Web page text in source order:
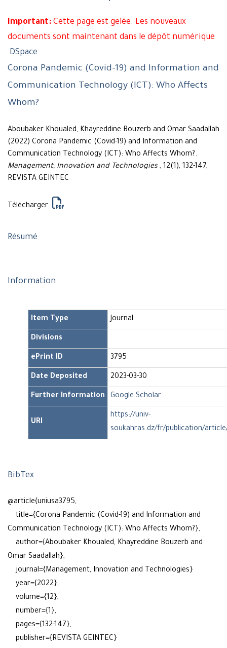
Important: Cette page est gelée. Les nouveaux
documents sont maintenant dans le dépôt numérique
DSpace
Corona Pandemic (Covid-19) and Information and
Communication Technology (ICT): Who Affects
Whom?
Aboubaker Khoualed, Khayreddine Bouzerb and Omar Saadallah
(2022) Corona Pandemic (Covid-19) and Information and
Communication Technology (ICT): Who Affects Whom?.
Management, Innovation and Technologies , 12(1), 132-147,
REVISTA GEINTEC
Télécharger
Résumé
Information
Item Type Journal
Divisions
ePrint ID 3795
Date Deposited 2023-03-30
Further Information Google Scholar
URI
https://univ-
soukahras.dz/fr/publication/
BibTex
@article{uniusa3795,
title={Corona Pandemic (Covid-19) and Information and
Communication Technology (ICT): Who Affects Whom?},
author={Aboubaker Khoualed, Khayreddine Bouzerb and
Omar Saadallah},
journal={Management, Innovation and Technologies}
year={2022},
volume={12},
number={1},
pages={132-147},
publisher={REVISTA GEINTEC}